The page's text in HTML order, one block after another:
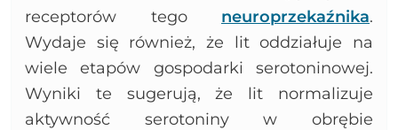
receptorów tego neuroprzekaźnika.
Wydaje się również, że lit oddziałuje na
wiele etapów gospodarki serotoninowej.
Wyniki te sugerują, że lit normalizuje
aktywność serotoniny w obrębie